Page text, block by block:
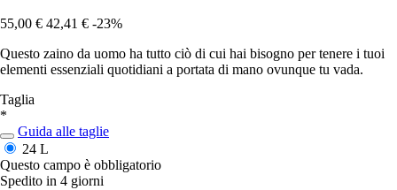
55,00 € 42,41 € -23%
Questo zaino da uomo ha tutto ciò di cui hai bisogno per tenere i tuoi
elementi essenziali quotidiani a portata di mano ovunque tu vada.
Taglia
*
Guida alle taglie
24 L
Questo campo è obbligatorio
Spedito in 4 giorni